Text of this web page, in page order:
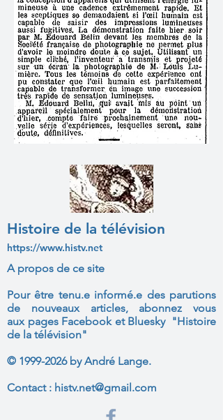
Histoire de la télévision
https://www.histv.net
A propos de ce site
Pour être tenu.e informé.e des parutions
de nouveaux articles, abonnez vous
aux pages Facebook et Bluesky "Histoire
de la télévision"
© 1999-2026by André Lange.
Contact : histv.net@gmail.com